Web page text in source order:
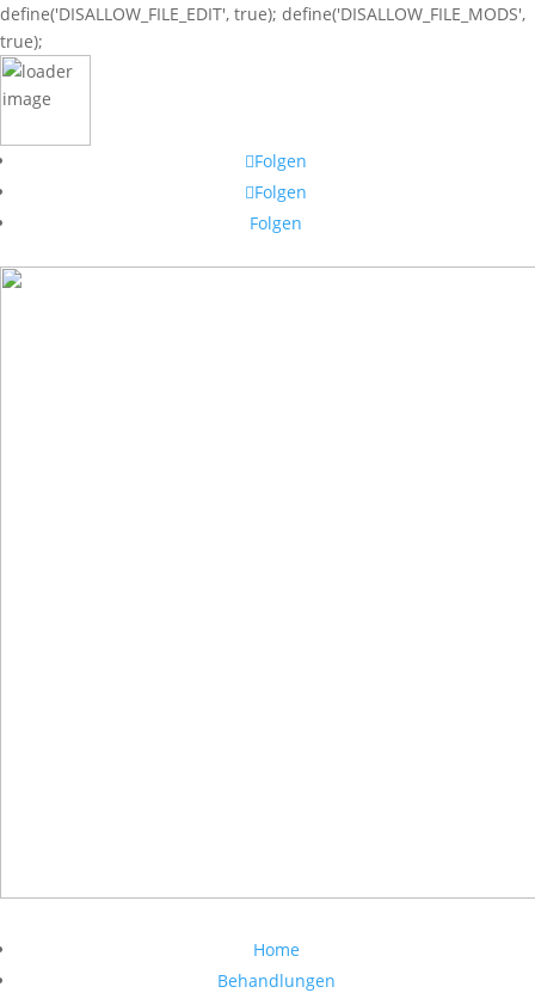
define('DISALLOW_FILE_EDIT', true); define('DISALLOW_FILE_MODS',
true);
Folgen
Folgen
Folgen
Home
Behandlungen